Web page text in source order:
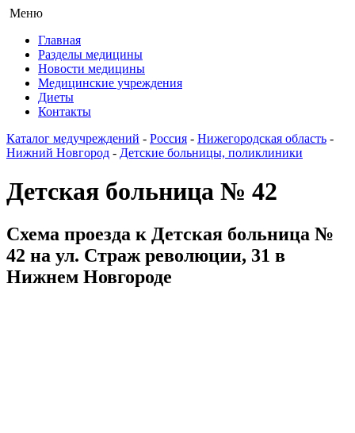
Меню
Главная
Разделы медицины
Новости медицины
Медицинские учреждения
Диеты
Контакты
Каталог медучреждений - Россия - Нижегородская область -
Нижний Новгород - Детские больницы, поликлиники
Детская больница № 42
Схема проезда к Детская больница №
42 на ул. Страж революции, 31 в
Нижнем Новгороде